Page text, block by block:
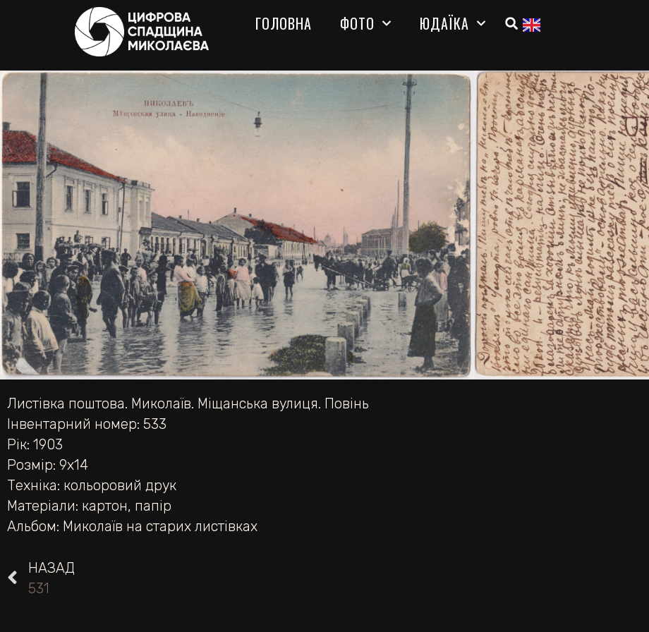
ГОЛОВНА ФОТО ЮДАЇКА
Листівка поштова. Миколаїв. Міщанська вулиця. Повінь
Інвентарний номер: 533
Рік: 1903
Розмір: 9х14
Техніка: кольоровий друк
Матеріали: картон, папір
Альбом: Миколаїв на старих листівках
НАЗАД
531